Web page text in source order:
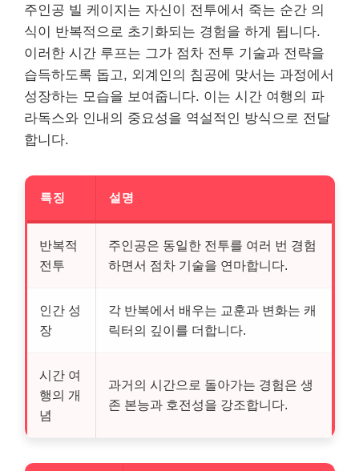
주인공 빌 케이지는 자신이 전투에서 죽는 순간 의
식이 반복적으로 초기화되는 경험을 하게 됩니다.
이러한 시간 루프는 그가 점차 전투 기술과 전략을
습득하도록 돕고, 외계인의 침공에 맞서는 과정에서
성장하는 모습을 보여줍니다. 이는 시간 여행의 파
라독스와 인내의 중요성을 역설적인 방식으로 전달
합니다.
특징 설명
반복적
전투
주인공은 동일한 전투를 여러 번 경험
하면서 점차 기술을 연마합니다.
인간 성
장
각 반복에서 배우는 교훈과 변화는 캐
릭터의 깊이를 더합니다.
시간 여
행의 개
념
과거의 시간으로 돌아가는 경험은 생
존 본능과 호전성을 강조합니다.